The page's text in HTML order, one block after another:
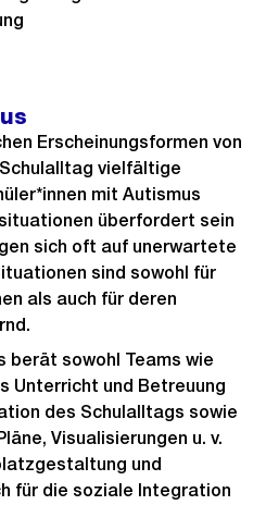
Erscheinungsformen von
vielfältige
mit Autismus
überfordert sein
sich oft auf unerwartete
sind sowohl für
als auch für deren
berät sowohl Teams wie
Unterricht und Betreuung
des Schulalltags sowie
Visualisierungen u. v.
und
für die soziale Integration